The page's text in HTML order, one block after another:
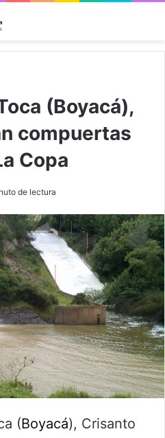
(Boyacá),
compuertas
Copa
de lectura
(Boyacá), Crisanto